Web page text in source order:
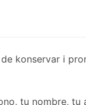
konservar i
tu nombre, tu